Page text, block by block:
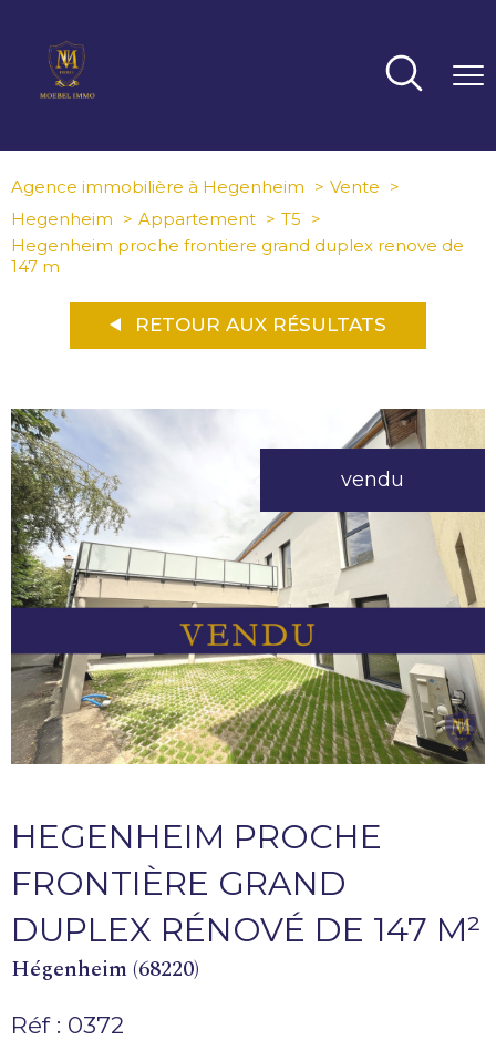
Agence immobilière à Hegenheim
Vente
Hegenheim
Appartement
T5
Hegenheim proche frontiere grand duplex renove de
147 m
RETOUR AUX RÉSULTATS
vendu
HEGENHEIM PROCHE
FRONTIÈRE GRAND
DUPLEX RÉNOVÉ DE 147 M²
Hégenheim (68220)
Réf : 0372